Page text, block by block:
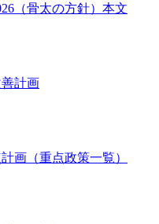
（骨太の方針）本文
計画
画（重点政策一覧）